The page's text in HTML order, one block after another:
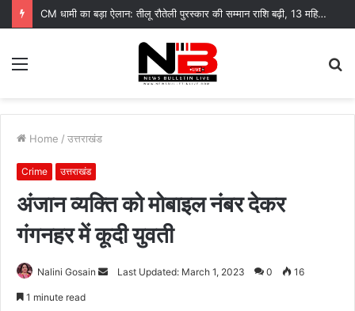
CM धामी का बड़ा ऐलान: तीलू रौतेली पुरस्कार की सम्मान राशि बढ़ी, 13 महिलाएं हुई सम्मानित
Menu
Home / उत्तराखंड
Crime उत्तराखंड
अंजान व्यक्ति को मोबाइल नंबर देकर
गंगनहर में कूदी युवती
Nalini Gosain
SendLast Updated: March 1, 2023 0 16
1 minute read